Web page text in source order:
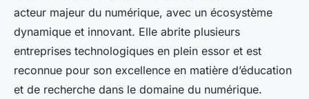
acteur majeur du numérique, avec un écosystème
dynamique et innovant. Elle abrite plusieurs
entreprises technologiques en plein essor et est
reconnue pour son excellence en matière d’éducation
et de recherche dans le domaine du numérique.